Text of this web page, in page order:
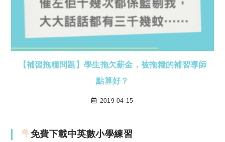
【補習拖糧問題】學生拖欠薪金，被拖糧的補習導師
點算好？
2019-04-15
免費下載中英數小學練習